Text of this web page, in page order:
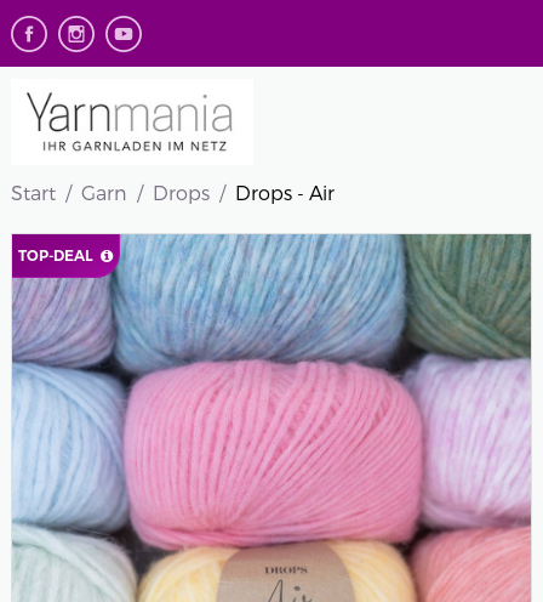
Start Garn Drops Drops - Air
TOP-DEAL